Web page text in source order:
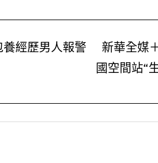
養經歷男人報警
新華全媒
國空間站“